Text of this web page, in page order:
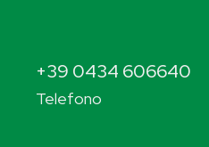
+39 0434 606640
Telefono